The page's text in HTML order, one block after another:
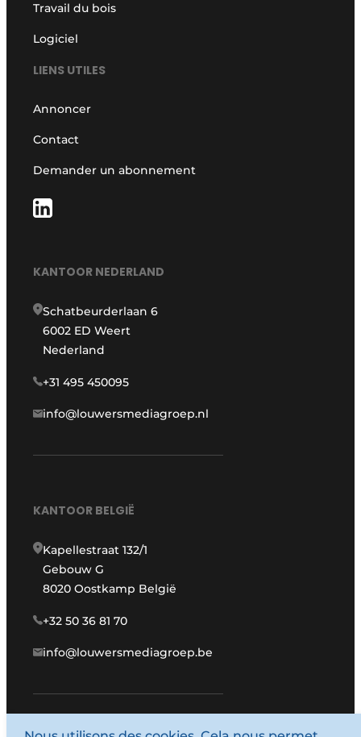
Travail du bois
Logiciel
LIENS UTILES
Annoncer
Contact
Demander un abonnement
KANTOOR NEDERLAND
Schatbeurderlaan 6
6002 ED Weert
Nederland
+31 495 450095
info@louwersmediagroep.nl
KANTOOR BELGIË
Kapellestraat 132/1
Gebouw G
8020 Oostkamp België
+32 50 36 81 70
info@louwersmediagroep.be